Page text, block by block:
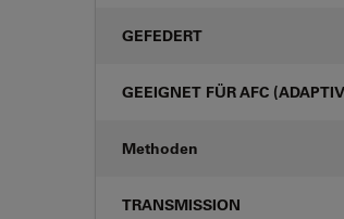
GEFEDERT
GEEIGNET FÜR AFC
Methoden
TRANSMISSION